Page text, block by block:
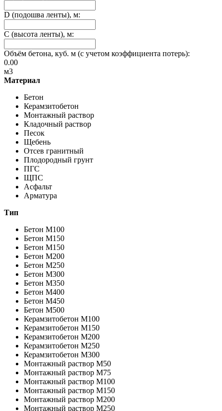
D (подошва ленты), м:
C (высота ленты), м:
Объём бетона, куб. м (с учетом коэффициента потерь):
0.00
м3
Материал
Бетон
Керамзитобетон
Монтажный раствор
Кладочный раствор
Песок
Щебень
Отсев гранитный
Плодородный грунт
ПГС
ЩПС
Асфальт
Арматура
Тип
Бетон M100
Бетон M150
Бетон M150
Бетон M200
Бетон M250
Бетон M300
Бетон M350
Бетон M400
Бетон M450
Бетон M500
Керамзитобетон М100
Керамзитобетон М150
Керамзитобетон М200
Керамзитобетон М250
Керамзитобетон М300
Монтажный раствор М50
Монтажный раствор М75
Монтажный раствор М100
Монтажный раствор М150
Монтажный раствор М200
Монтажный раствор М250